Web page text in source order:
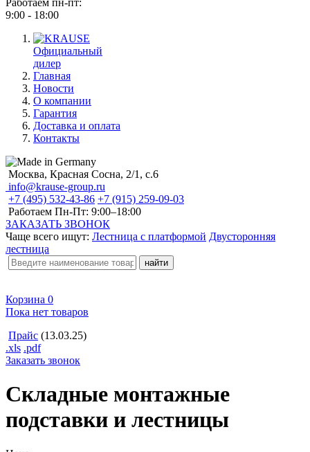
Работаем пн-пт:
9:00 - 18:00
Официальный
дилер
Главная
Новости
О компании
Гарантия
Доставка и оплата
Контакты
Москва, Красная Сосна, 2/1, с.6
info@krause-group.ru
+7 (495) 532-43-86 +7 (915) 259-09-03
Работаем Пн-Пт: 9:00–18:00
ЗАКАЗАТЬ ЗВОНОК
Чаще всего ищут: Лестница с платформой Двусторонняя
лестница
Корзина 0
Пока нет товаров
Прайс (13.03.25)
.xls .pdf
Заказать звонок
Складные монтажные
подставки и лестницы